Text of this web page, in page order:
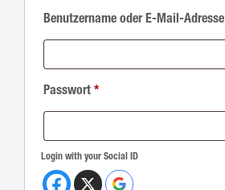
Benutzername oder E-Mail-Adresse
Passwort *
Login with your Social ID